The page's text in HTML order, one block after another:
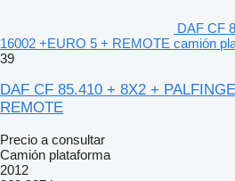
DAF CF
16002 +EURO 5 + REMOTE camión
39
DAF CF 85.410 + 8X2 +
REMOTE
Precio a consultar
Camión plataforma
2012